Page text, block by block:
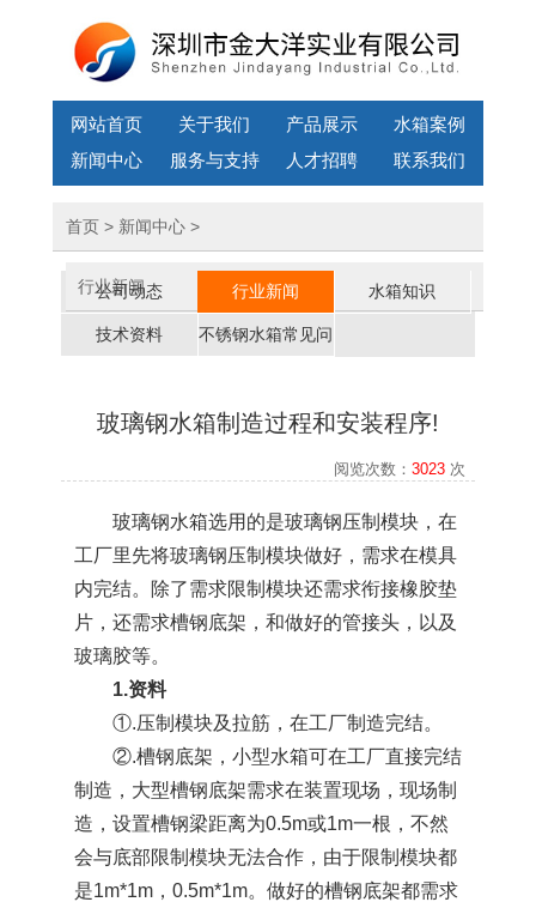
网站首页 关于我们 产品展示
水箱案例
新闻中心
服务与支持 人才招聘 联系我们
首页> 新闻中心>
行业新闻
公司动态 行业新闻 水箱知识
技术资料 不锈钢水箱常见问
玻璃钢水箱制造过程和安装程序!
阅览次数： 3023次
玻璃钢水箱选用的是玻璃钢压制模块，在
工厂里先将玻璃钢压制模块做好，需求在模具
内完结。除了需求限制模块还需求衔接橡胶垫
片，还需求槽钢底架，和做好的管接头，以及
玻璃胶等。
1.资料
①.压制模块及拉筋，在工厂制造完结。
②.槽钢底架，小型水箱可在工厂直接完结
制造，大型槽钢底架需求在装置现场，现场制
造，设置槽钢梁距离为0.5m或1m一根，不然
会与底部限制模块无法合作，由于限制模块都
是1m*1m，0.5m*1m。做好的槽钢底架都需求